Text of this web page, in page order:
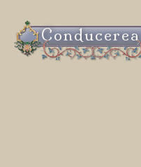
Conducerea